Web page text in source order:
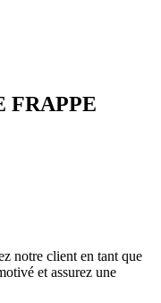
FRAPPE
notre client en tant que
et assurez une